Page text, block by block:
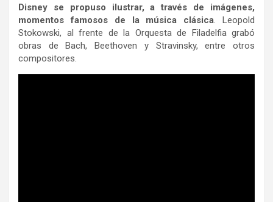
Disney se propuso ilustrar, a través de imágenes,
momentos famosos de la música clásica. Leopold
Stokowski, al frente de la Orquesta de Filadelfia grabó
obras de Bach, Beethoven y Stravinsky, entre otros
compositores.